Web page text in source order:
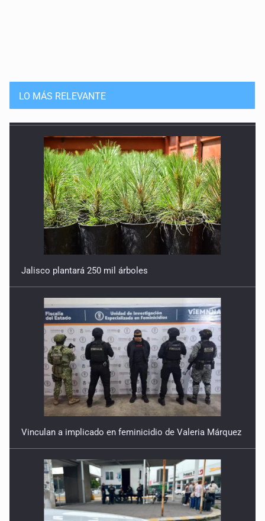
LO MÁS RELEVANTE
Jalisco plantará 250 mil árboles
Vinculan a implicado en feminicidio de Valeria Márquez